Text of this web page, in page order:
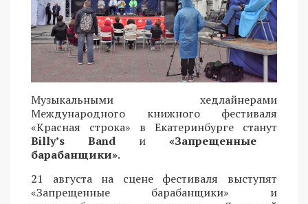
Музыкальными хедлайнерами
Международного книжного фестиваля
«Красная строка» в Екатеринбурге станут
Billy’s Band и «Запрещенные
барабанщики».
21 августа на сцене фестиваля выступят
«Запрещенные барабанщики» и